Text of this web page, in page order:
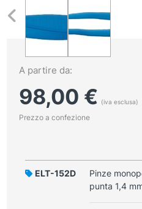
A partire da:
98,00 € (iva esclusa)
Prezzo a confezione
ELT-152D
Pinze
punta 1,4